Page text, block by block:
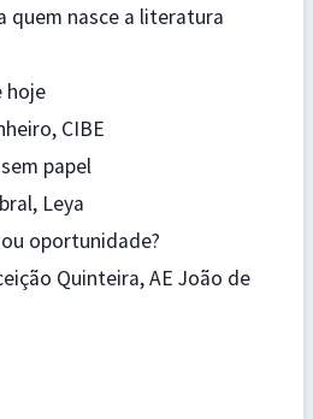
quem nasce a literatura
hoje
CIBE
papel
Leya
ou oportunidade?
Quinteira, AE João de